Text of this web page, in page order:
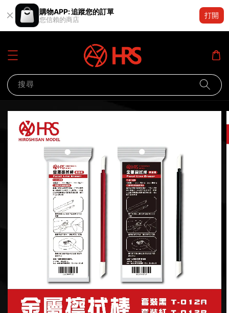
購物APP: 追蹤您的訂單
您信賴的商店
打開
搜尋